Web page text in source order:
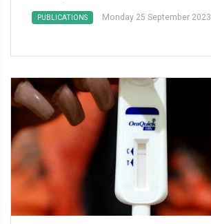
PUBLICATIONS Monday 25 September 2023